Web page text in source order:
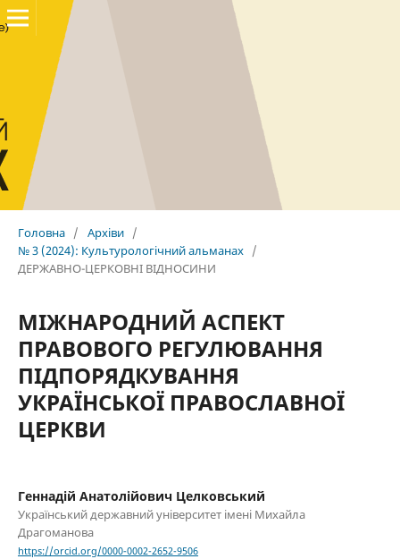
Головна / Архіви /
№ 3 (2024): Культурологічний альманах /
ДЕРЖАВНО-ЦЕРКОВНІ ВІДНОСИНИ
МІЖНАРОДНИЙ АСПЕКТ
ПРАВОВОГО РЕГУЛЮВАННЯ
ПІДПОРЯДКУВАННЯ
УКРАЇНСЬКОЇ ПРАВОСЛАВНОЇ
ЦЕРКВИ
Геннадій Анатолійович Целковський
Український державний університет імені Михайла
Драгоманова
https://orcid.org/0000-0002-2652-9506